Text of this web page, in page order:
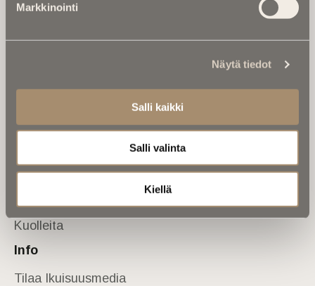
Markkinointi
Näytä tiedot
Salli kaikki
Salli valinta
Kiellä
Anna palautetta
Muistokirjoituksia
Kuolema koskettaa
Asiantuntijoilta
Kuolleita
Info
Tilaa Ikuisuusmedia